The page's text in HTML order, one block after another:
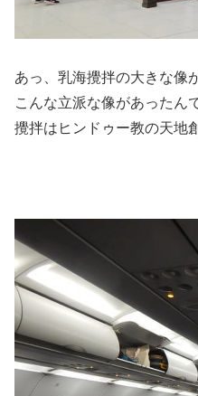
あっ、乳海攪拌の大きな像
こんな立派な像があったん
攪拌はヒンドゥー教の天地